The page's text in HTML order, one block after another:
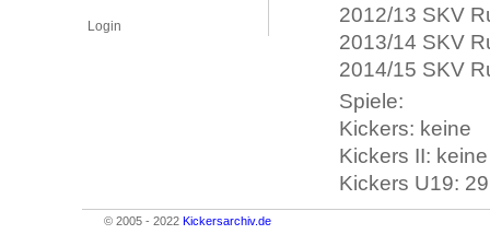
Login
2012/13 SKV
2013/14 SKV
2014/15 SKV
Spiele:
Kickers: keine
Kickers II: keine
Kickers U19:
© 2005 - 2022 Kickersarchiv.de